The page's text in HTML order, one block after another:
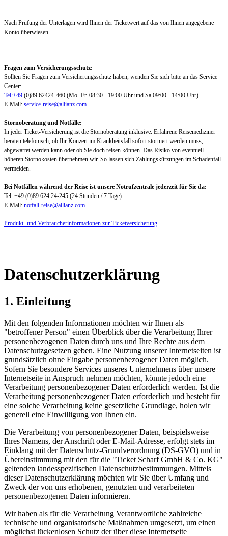
Nach Prüfung der Unterlagen wird Ihnen der Ticketwert auf das von Ihnen angegebene
Konto überwiesen.
Fragen zum Versicherungsschutz:
Sollten Sie Fragen zum Versicherungsschutz haben, wenden Sie sich bitte an das Service
Center:
Tel:+49 (0)89.62424-460 (Mo.-Fr. 08:30 - 19:00 Uhr und Sa 09:00 - 14:00 Uhr)
E-Mail: service-reise@allianz.com
Stornoberatung und Notfälle:
In jeder Ticket-Versicherung ist die Stornoberatung inklusive. Erfahrene Reisemediziner
beraten telefonisch, ob Ihr Konzert im Krankheitsfall sofort storniert werden muss,
abgewartet werden kann oder ob Sie doch reisen können. Das Risiko von eventuell
höheren Stornokosten übernehmen wir. So lassen sich Zahlungskürzungen im Schadenfall
vermeiden.
Bei Notfällen während der Reise ist unsere Notrufzentrale jederzeit für Sie da:
Tel: +49 (0)89 624 24-245 (24 Stunden / 7 Tage)
E-Mail: notfall-reise@allianz.com
Produkt- und Verbraucherinformationen zur Ticketversicherung
Datenschutzerklärung
1. Einleitung
Mit den folgenden Informationen möchten wir Ihnen als
"betroffener Person" einen Überblick über die Verarbeitung Ihrer
personenbezogenen Daten durch uns und Ihre Rechte aus dem
Datenschutzgesetzen geben. Eine Nutzung unserer Internetseiten ist
grundsätzlich ohne Eingabe personenbezogener Daten möglich.
Sofern Sie besondere Services unseres Unternehmens über unsere
Internetseite in Anspruch nehmen möchten, könnte jedoch eine
Verarbeitung personenbezogener Daten erforderlich werden. Ist die
Verarbeitung personenbezogener Daten erforderlich und besteht für
eine solche Verarbeitung keine gesetzliche Grundlage, holen wir
generell eine Einwilligung von Ihnen ein.
Die Verarbeitung von personenbezogener Daten, beispielsweise
Ihres Namens, der Anschrift oder E-Mail-Adresse, erfolgt stets im
Einklang mit der Datenschutz-Grundverordnung (DS-GVO) und in
Übereinstimmung mit den für die "Ticket Scharf GmbH & Co. KG"
geltenden landesspezifischen Datenschutzbestimmungen. Mittels
dieser Datenschutzerklärung möchten wir Sie über Umfang und
Zweck der von uns erhobenen, genutzten und verarbeiteten
personenbezogenen Daten informieren.
Wir haben als für die Verarbeitung Verantwortliche zahlreiche
technische und organisatorische Maßnahmen umgesetzt, um einen
möglichst lückenlosen Schutz der über diese Internetseite